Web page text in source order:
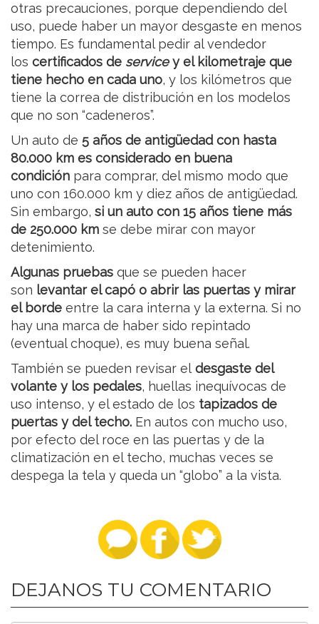
otras precauciones, porque dependiendo del
uso, puede haber un mayor desgaste en menos
tiempo. Es fundamental pedir al vendedor
los certificados de servicey el kilometraje que
tiene hecho en cada uno, y los kilómetros que
tiene la correa de distribución en los modelos
que no son “cadeneros”.
Un auto de 5 años de antigüedad con hasta
80.000 km es considerado en buena
condición para comprar, del mismo modo que
uno con 160.000 km y diez años de antigüedad.
Sin embargo, si un auto con 15 años tiene más
de 250.000 km se debe mirar con mayor
detenimiento.
Algunas pruebas que se pueden hacer
son levantar el capó o abrir las puertas y mirar
el borde entre la cara interna y la externa. Si no
hay una marca de haber sido repintado
(eventual choque), es muy buena señal.
También se pueden revisar eldesgaste del
volante y los pedales, huellas inequívocas de
uso intenso, y el estado de los tapizados de
puertas y del techo. En autos con mucho uso,
por efecto del roce en las puertas y de la
climatización en el techo, muchas veces se
despega la tela y queda un “globo” a la vista.
DEJANOS TU COMENTARIO